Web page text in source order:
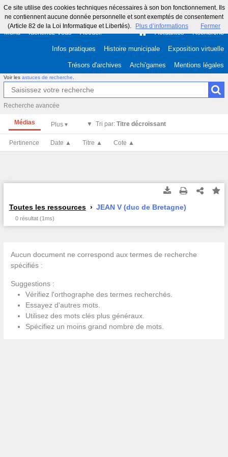
Ce site utilise des cookies techniques nécessaires à son bon fonctionnement. Ils
ne contiennent aucune donnée personnelle et sont exemptés de consentement
(Article 82 de la Loi Informatique et Libertés).
Plus d’informations Fermer
Menu Identifiez-vous Accueil Actualités Recherche
Infos pratiques Histoire municipale Exposition virtuelle
Trésors d'archives Archi'games Mentions légales
Voir les astuces de recherche
Recherche avancée
Médias Tri par: Titre décroissant
Pertinence Date ▲ Titre ▲ Cote ▲
Toutes les ressources JEAN V (duc de Bretagne)
0 résultat (1ms)
Aucun document ne correspond aux termes de recherche
spécifiés :
Suggestions :
Vérifiez l'orthographe des termes recherchés.
Essayez d'autres mots.
Utilisez des mots clés plus généraux.
Spécifiez un moins grand nombre de mots.